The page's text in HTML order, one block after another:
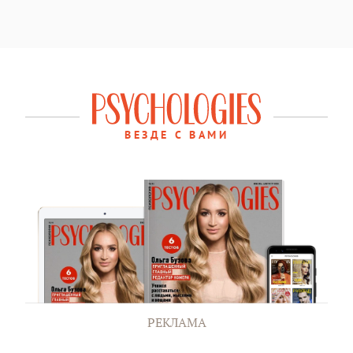
ВЕЗДЕ С ВАМИ
РЕКЛАМА